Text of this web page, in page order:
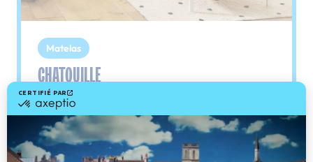
Matelas
CHATOUILLE
Le plus : le spécial bébé
Un matelas zéro traitement, parfait pour les
bébés (et leurs parents). Il offre un confort
ferme adapté au sommeil des plus petits.